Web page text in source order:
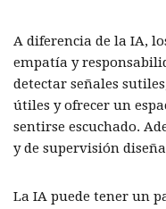
A diferencia de la IA,
empatía y
detectar señales
útiles y ofrecer un
sentirse escuchado.
y de supervisión
La IA puede tener un